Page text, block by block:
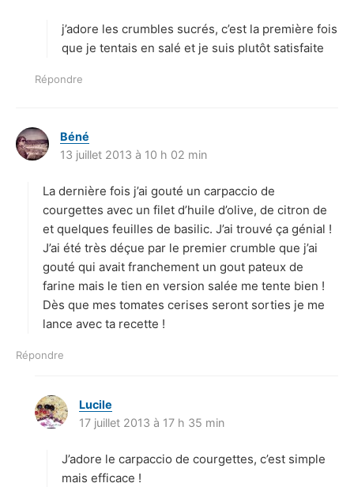
:
j’adore les crumbles sucrés, c’est la première fois
que je tentais en salé et je suis plutôt satisfaite
Répondre
Béné
i
:
13 juillet 2013 à 10 h 02 min
La dernière fois j’ai gouté un carpaccio de
courgettes avec un filet d’huile d’olive, de citron de
et quelques feuilles de basilic. J’ai trouvé ça génial !
J’ai été très déçue par le premier crumble que j’ai
gouté qui avait franchement un gout pateux de
farine mais le tien en version salée me tente bien !
Dès que mes tomates cerises seront sorties je me
lance avec ta recette !
Répondre
Lucile
i
:
17 juillet 2013 à 17 h 35 min
J’adore le carpaccio de courgettes, c’est simple
mais efficace !